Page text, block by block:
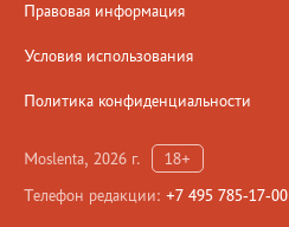
Правовая информация
Условия использования
Политика конфиденциальности
Moslenta, 2026 г.
18+
Телефон редакции: +7 495 785-17-00